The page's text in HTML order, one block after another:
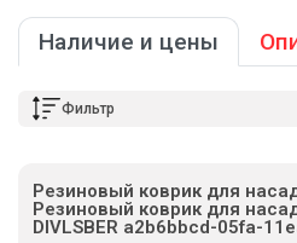
Наличие и цены
Фильтр
Резиновый коврик для
Резиновый коврик для
DIVLSBER a2b6bbcd-05fa-